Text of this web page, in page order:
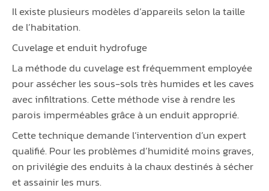
Il existe plusieurs modèles d’appareils selon la taille
de l’habitation.
Cuvelage et enduit hydrofuge
La méthode du cuvelage est fréquemment employée
pour assécher les sous-sols très humides et les caves
avec infiltrations. Cette méthode vise à rendre les
parois imperméables grâce à un enduit approprié.
Cette technique demande l’intervention d’un expert
qualifié. Pour les problèmes d’humidité moins graves,
on privilégie des enduits à la chaux destinés à sécher
et assainir les murs.